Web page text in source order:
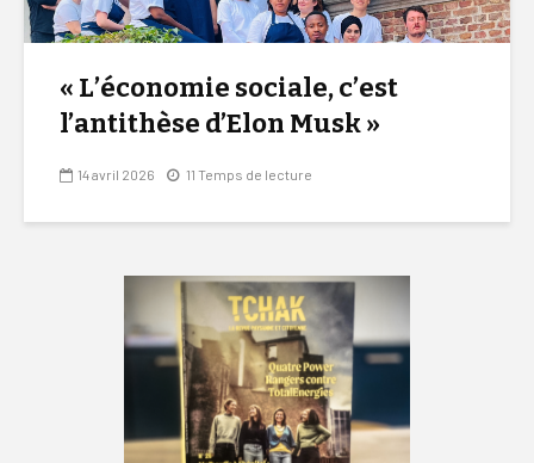
« L’économie sociale, c’est
l’antithèse d’Elon Musk »
14 avril 2026 11 Temps de lecture